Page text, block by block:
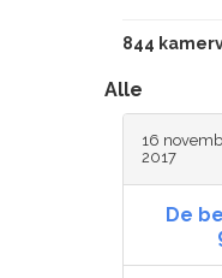
844
Alle
16
2017
De